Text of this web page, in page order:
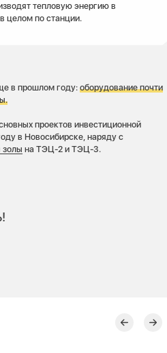
тепловую энергию в
целом по станции.
в прошлом году:оборудование почти
проектов инвестиционной
в Новосибирске, наряду с
золы на ТЭЦ-2 и ТЭЦ-3.